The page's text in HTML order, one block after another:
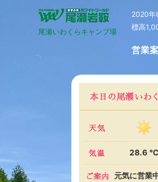
尾瀬いわくらキャンプ場
2020年
標高
営業
28.6 ℃
元気に営業